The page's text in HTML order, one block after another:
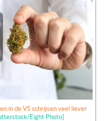
in de VS schrijven veel liever
Eight Photo]